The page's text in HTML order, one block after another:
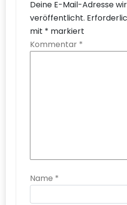
Deine E-Mail-Adresse
veröffentlicht.
mit * markiert
Kommentar *
Name *